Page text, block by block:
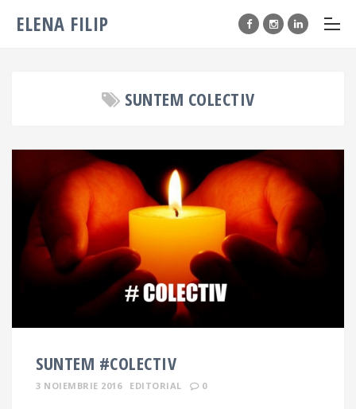
ELENA FILIP
SUNTEM COLECTIV
SUNTEM #COLECTIV
3 NOIEMBRIE 2016 EDITORIAL 0